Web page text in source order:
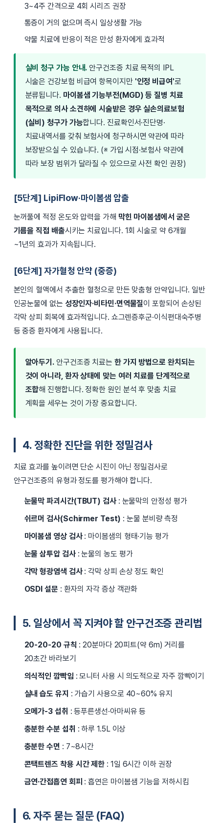
3~4주 간격으로 4회 시리즈 권장
통증이 거의 없으며 즉시 일상생활 가능
약물 치료에 반응이 적은 만성 환자에게 효과적
실비 청구 가능 안내. 안구건조증 치료 목적의 IPL
시술은 건강보험 비급여 항목이지만 '인정 비급여'로
분류됩니다. 마이봄샘 기능부전(MGD) 등 질병 치료
목적으로 의사 소견하에 시술받은 경우 실손의료보험
(실비) 청구가 가능합니다. 진료확인서·진단명·
치료내역서를 갖춰 보험사에 청구하시면 약관에 따라
보장받으실 수 있습니다. (※ 가입 시점·보험사 약관에
따라 보장 범위가 달라질 수 있으므로 사전 확인 권장)
[5단계] LipiFlow·마이봄샘 압출
눈꺼풀에 적정 온도와 압력을 가해 막힌 마이봄샘에서 굳은
기름을 직접 배출시키는 치료입니다. 1회 시술로 약 6개월
~1년의 효과가 지속됩니다.
[6단계] 자가혈청 안약 (중증)
본인의 혈액에서 추출한 혈청으로 만든 맞춤형 안약입니다. 일반
인공눈물에 없는 성장인자·비타민·면역물질이 포함되어 손상된
각막 상피 회복에 효과적입니다. 쇼그렌증후군·이식편대숙주병
등 중증 환자에게 사용됩니다.
알아두기. 안구건조증 치료는 한 가지 방법으로 완치되는
것이 아니라, 환자 상태에 맞는 여러 치료를 단계적으로
조합해 진행합니다. 정확한 원인 분석 후 맞춤 치료
계획을 세우는 것이 가장 중요합니다.
4. 정확한 진단을 위한 정밀검사
치료 효과를 높이려면 단순 시진이 아닌 정밀검사로
안구건조증의 유형과 정도를 평가해야 합니다.
눈물막 파괴시간(TBUT) 검사: 눈물막의 안정성 평가
쉬르머 검사(Schirmer Test) : 눈물 분비량 측정
마이봄샘 영상 검사: 마이봄샘의 형태·기능 평가
눈물 삼투압 검사: 눈물의 농도 평가
각막 형광염색 검사: 각막 상피 손상 정도 확인
OSDI 설문 : 환자의 자각 증상 객관화
5. 일상에서 꼭 지켜야 할 안구건조증 관리법
20-20-20 규칙 : 20분마다 20피트(약 6m) 거리를
20초간 바라보기
의식적인 깜빡임 : 모니터 사용 시 의도적으로 자주 깜빡이기
실내 습도 유지 : 가습기 사용으로 40~60% 유지
오메가-3 섭취 : 등푸른생선·아마씨유 등
충분한 수분 섭취 : 하루 1.5L 이상
충분한 수면 : 7~8시간
콘택트렌즈 착용 시간 제한 : 1일 6시간 이하 권장
금연·간접흡연 회피 : 흡연은 마이봄샘 기능을 저하시킴
6. 자주 묻는 질문 (FAQ)